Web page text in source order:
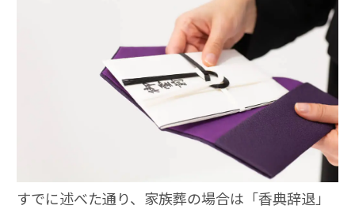
すでに述べた通り、家族葬の場合は「香典辞退」